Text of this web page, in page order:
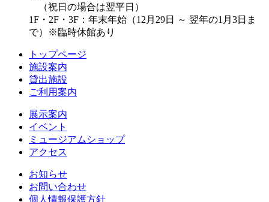
（祝日の場合は翌平日）
1F・2F・3F：年末年始（12月29日 ～ 翌年の1月3日ま
で）※臨時休館あり
トップページ
施設案内
貸出施設
ご利用案内
展示案内
イベント
ミュージアムショップ
アクセス
お知らせ
お問い合わせ
個人情報保護方針